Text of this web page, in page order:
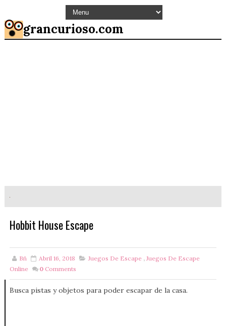
grancurioso.com
Hobbit House Escape
Bñ Abril 16, 2018 Juegos De Escape , Juegos De Escape
Online
0 Comments
Busca pistas y objetos para poder escapar de la casa.